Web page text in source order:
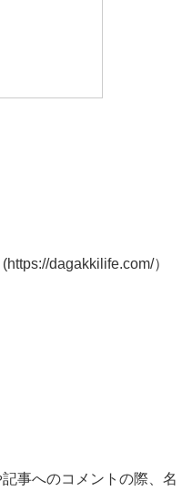
dagakkilife.com/）
事へのコメントの際、名